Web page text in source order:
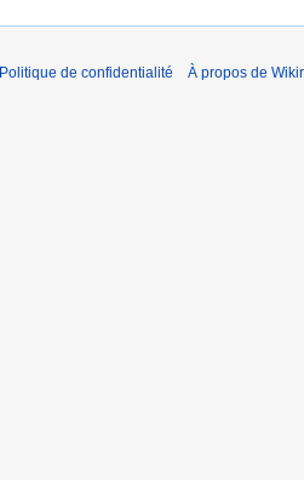
Politique de confidentialité À propos de